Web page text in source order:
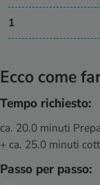
1
Ecco come
Tempo richiesto:
ca. 20.0 minuti
+ ca. 25.0 minuti
Passo per passo: